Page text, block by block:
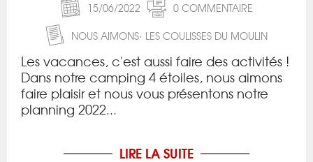
15/06/2022
0 COMMENTAIRE
NOUS AIMONS LES COULISSES DU MOULIN
Les vacances, c'est aussi faire des activités !
Dans notre camping 4 étoiles, nous aimons
faire plaisir et nous vous présentons notre
planning 2022...
LIRE LA SUITE